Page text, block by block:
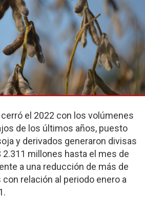
el 2022 con los volúmenes
de los últimos años, puesto
y derivados generaron divisas
2.311 millones hasta el mes de
a una reducción de más de
relación al periodo enero a